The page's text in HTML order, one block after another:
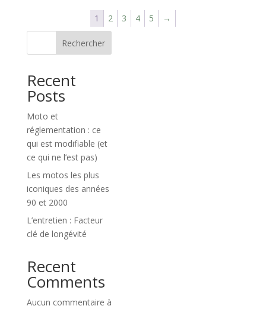
1 2 3 4 5 →
Rechercher
Recent
Posts
Moto et
réglementation : ce
qui est modifiable (et
ce qui ne l’est pas)
Les motos les plus
iconiques des années
90 et 2000
L’entretien : Facteur
clé de longévité
Recent
Comments
Aucun commentaire à